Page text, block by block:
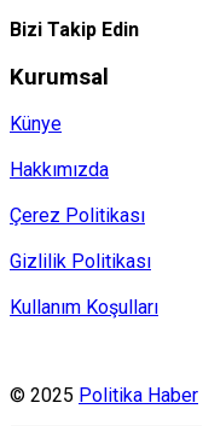
Bizi Takip Edin
Kurumsal
Künye
Hakkımızda
Çerez Politikası
Gizlilik Politikası
Kullanım Koşulları
© 2025 Politika Haber